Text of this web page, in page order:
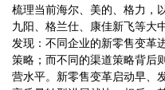
梳理当前海尔、美的、格力，
九阳、格兰仕、康佳新飞等大
发现：不同企业的新零售变革
策略；而不同的渠道策略背后
营水平。新零售变革启动早、